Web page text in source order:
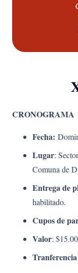
CRONOGRAMA
Fecha:
Lugar:
Comuna de
Entrega de
habilitado.
Cupos de
Valor: